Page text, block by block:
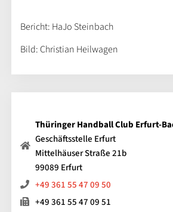
Bericht: HaJo Steinbach
Bild: Christian Heilwagen
Thüringer Handball Club Erfurt-
Geschäftsstelle Erfurt
Mittelhäuser Straße 21b
99089 Erfurt
+49 361 55 47 09 50
+49 361 55 47 09 51